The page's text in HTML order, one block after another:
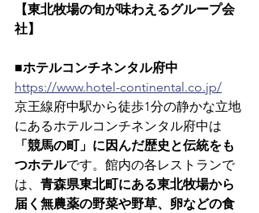
【東北牧場の旬が味わえるグループ会
社】
■ホテルコンチネンタル府中
https://www.hotel-continental.co.jp/
京王線府中駅から徒歩1分の静かな立地
にあるホテルコンチネンタル府中は
「競馬の町」に因んだ歴史と伝統をも
つホテルです。館内の各レストランで
は、 青森県東北町にある東北牧場から
届く無農薬の野菜や野草、卵などの食